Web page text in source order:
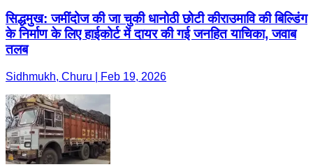
सिद्धमुख: जमींदोज की जा चुकी धानोठी छोटी कीराउमावि की बिल्डिंग
के निर्माण के लिए हाईकोर्ट में दायर की गई जनहित याचिका, जवाब
तलब
Sidhmukh, Churu | Feb 19, 2026